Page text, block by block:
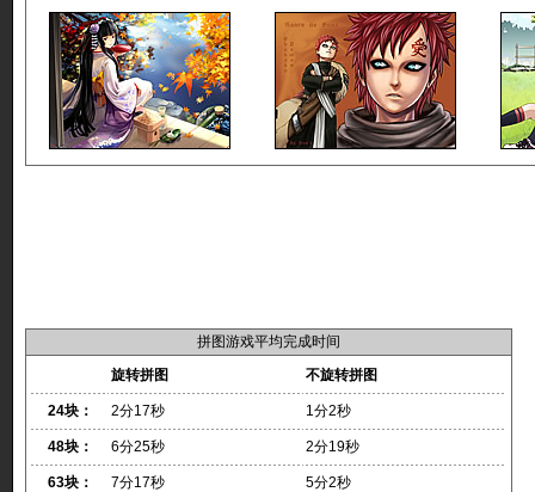
拼图游戏平均完成时间
旋转拼图
不旋转拼图
24块： 2分17秒 1分2秒
48块： 6分25秒 2分19秒
63块： 7分17秒 5分2秒